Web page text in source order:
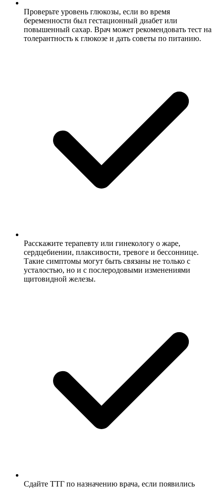
Проверьте уровень глюкозы, если во время
беременности был гестационный диабет или
повышенный сахар. Врач может рекомендовать тест на
толерантность к глюкозе и дать советы по питанию.
Расскажите терапевту или гинекологу о жаре,
сердцебиении, плаксивости, тревоге и бессоннице.
Такие симптомы могут быть связаны не только с
усталостью, но и с послеродовыми изменениями
щитовидной железы.
Сдайте ТТГ по назначению врача, если появились